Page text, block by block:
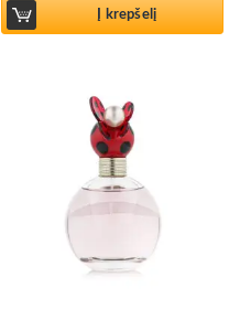
Į krepšelį